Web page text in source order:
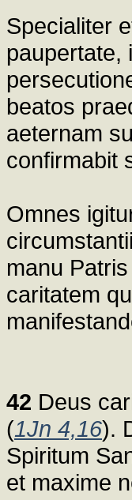
Specialiter
paupertate,
beatos
aeternam
confirmabit
Omnes
manu
caritatem
42 Deus
(1Jn 4,16).
Spiritum
et maxime